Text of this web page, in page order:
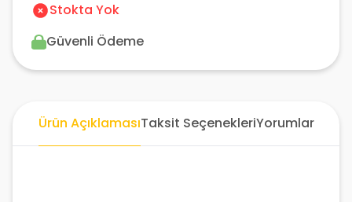
Stokta Yok
Güvenli Ödeme
Ürün AçıklamasıTaksit SeçenekleriYorumlar